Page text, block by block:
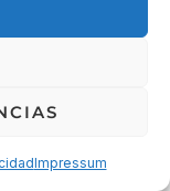
Impressum
de Cookies|
devoluciones y